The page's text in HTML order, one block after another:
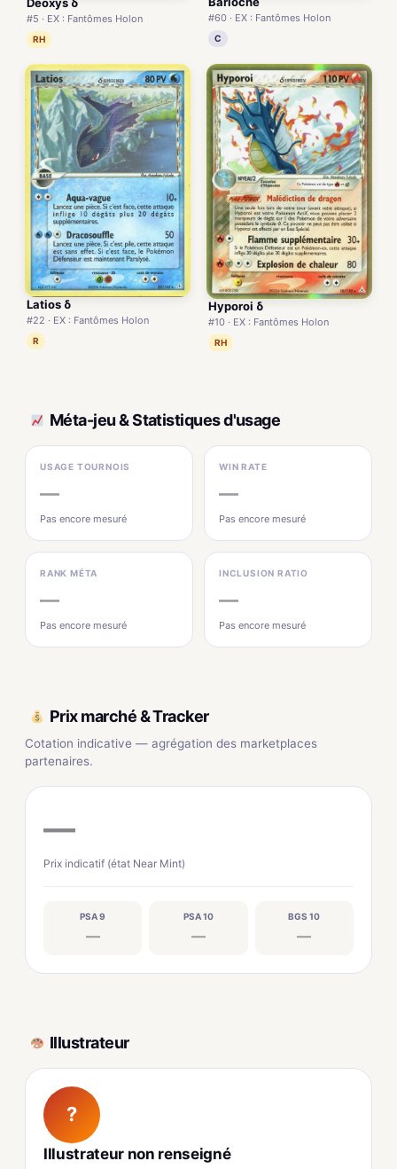
#5 · EX : Fantômes Holon
RH
#60 · EX : Fantômes Holon
C
Latios δ
#22 · EX : Fantômes Holon
R
Hyporoi δ
#10 · EX : Fantômes Holon
RH
Méta-jeu & Statistiques d'usage
USAGE TOURNOIS
—
Pas encore mesuré
WIN RATE
—
Pas encore mesuré
RANK MÉTA
—
Pas encore mesuré
INCLUSION RATIO
—
Pas encore mesuré
Prix marché & Tracker
Cotation indicative — agrégation des marketplaces
partenaires.
—
Prix indicatif (état Near Mint)
PSA 9
—
PSA 10
—
BGS 10
—
Illustrateur
?
Illustrateur non renseigné